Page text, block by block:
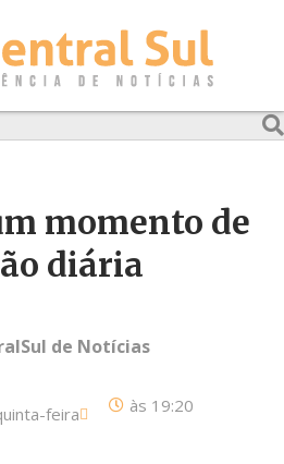
momento de
diária
de Notícias
feira às 19:20